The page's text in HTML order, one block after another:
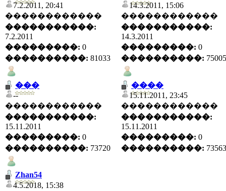
7.2.2011, 20:41
������������
�����������:
7.2.2011
���������: 0
����������: 81033
14.3.2011, 15:06
������������
�����������:
14.3.2011
���������: 0
����������: 75005
���
--
������������
�����������:
15.11.2011
���������: 0
����������: 73720
����
15.11.2011, 23:45
������������
�����������:
15.11.2011
���������: 0
����������: 73563
Zhan54
4.5.2018, 15:38